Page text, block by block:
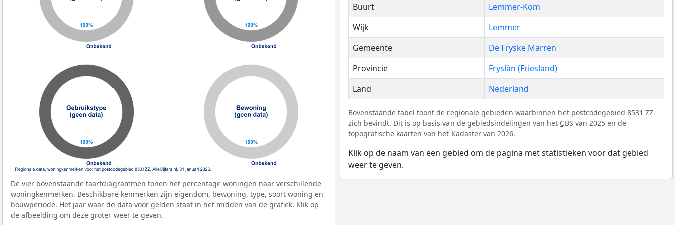
De vier bovenstaande taartdiagrammen tonen het percentage woningen naar verschillende
woningkenmerken. Beschikbare kenmerken zijn eigendom, bewoning, type, soort woning en
bouwperiode. Het jaar waar de data voor gelden staat in het midden van de grafiek. Klik op
de afbeelding om deze groter weer te geven.
Buurt
Lemmer-Kom
Wijk
Lemmer
Gemeente
De Fryske Marren
Provincie
Fryslân (Friesland)
Land
Nederland
Bovenstaande tabel toont de regionale gebieden waarbinnen het postcodegebied 8531 ZZ
zich bevindt. Dit is op basis van de gebiedsindelingen van het CBS van 2025 en de
topografische kaarten van het Kadaster van 2026.
Klik op de naam van een gebied om de pagina met statistieken voor dat gebied
weer te geven.